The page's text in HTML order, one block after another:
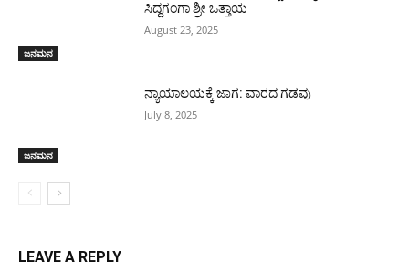
ಜನಮನ
ಸಿದ್ದಗಂಗಾ ಶ್ರೀ ಒತ್ತಾಯ
August 23, 2025
ಜನಮನ
ನ್ಯಾಯಾಲಯಕ್ಕೆ ಜಾಗ: ವಾರದ ಗಡವು
July 8, 2025
LEAVE A REPLY